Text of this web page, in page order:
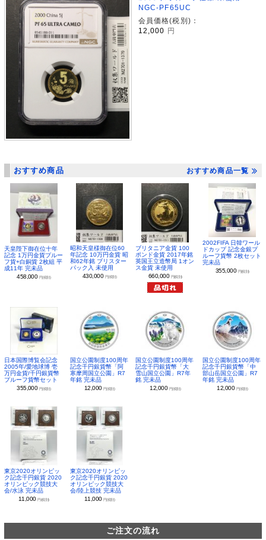
NGC-PF65UC
会員価格(税別)：
12,000 円
おすすめ商品 おすすめ商品一覧
天皇陛下御在位十年
記念 1万円金貨プルー
フ貨+白銅貨 2枚組 平
成11年 完未品
458,000 円(税別)
昭和天皇様御在位60
年記念 10万円金貨 昭
和62年銘 ブリスター
パック入 未使用
430,000 円(税別)
ブリタニア金貨 100
ポンド金貨 2017年銘
英国王立造幣局 1オン
ス金貨 未使用
660,000 円(税別)
2002FIFA 日韓ワール
ドカップ 記念金銀プ
ルーフ貨幣 2枚セット
完未品
355,000 円(税別)
日本国際博覧会記念
2005年/愛地球博 壱
万円金貨/千円銀貨幣
プルーフ貨幣セット
355,000 円(税別)
国立公園制度100周年
記念千円銀貨幣「阿
寒摩周国立公園」R7
年銘 完未品
12,000 円(税別)
国立公園制度100周年
記念千円銀貨幣「大
雪山国立公園」R7年
銘 完未品
12,000 円(税別)
国立公園制度100周年
記念千円銀貨幣「中
部山岳国立公園」R7
年銘 完未品
12,000 円(税別)
東京2020オリンピッ
ク記念千円銀貨 2020
オリンピック競技大
会/水泳 完未品
11,000円(税別)
東京2020オリンピッ
ク記念千円銀貨 2020
オリンピック競技大
会/陸上競技 完未品
11,000 円(税別)
ご注文の流れ